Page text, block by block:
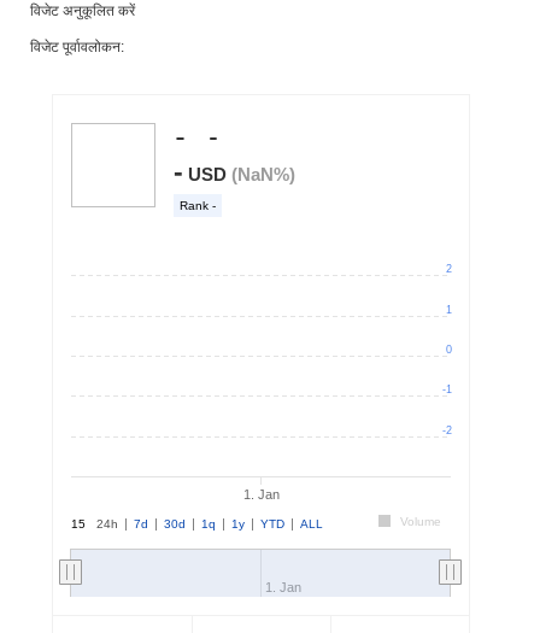
विजेट अनुकूलित करें
विजेट पूर्वावलोकन: